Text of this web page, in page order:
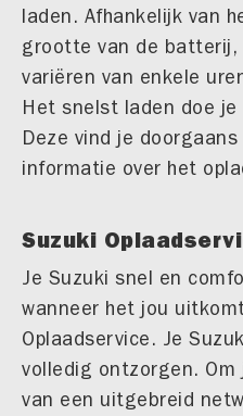
laden. Afhankelijk van
grootte van de batterij,
variëren van enkele
Het snelst laden doe
Deze vind je
informatie over het
Suzuki
Je Suzuki snel en
wanneer het jou
Oplaadservice. Je
volledig ontzorgen.
van een uitgebreid